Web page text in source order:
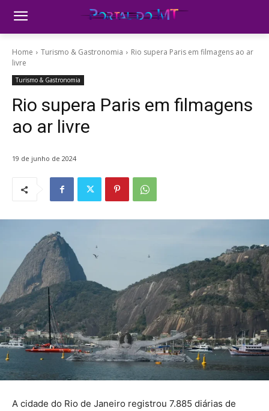
Home Turismo & Gastronomia
Rio supera Paris em filmagens ao ar
livre
Turismo & Gastronomia
Rio supera Paris em filmagens
ao ar livre
19 de junho de 2024
A cidade do Rio de Janeiro registrou 7.885 diárias de